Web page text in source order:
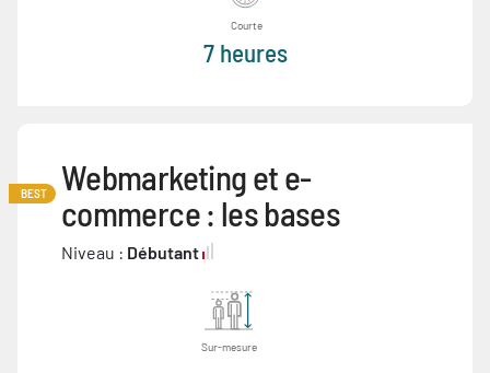
Courte
7 heures
BEST
Webmarketing et e-
commerce : les bases
Niveau : Débutant
Sur-mesure